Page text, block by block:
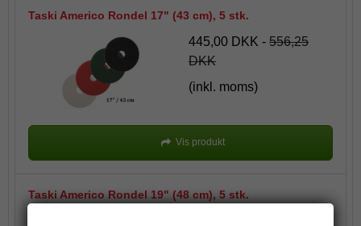
Taski Americo Rondel 17" (43 cm), 5 stk.
445,00 DKK - 556,25
DKK
(inkl. moms)
Vis produkt
Taski Americo Rondel 19" (48 cm), 5 stk.